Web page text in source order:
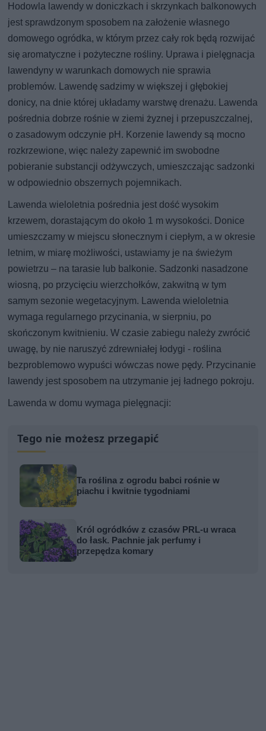
Hodowla lawendy w doniczkach i skrzynkach balkonowych
jest sprawdzonym sposobem na założenie własnego
domowego ogródka, w którym przez cały rok będą rozwijać
się aromatyczne i pożyteczne rośliny. Uprawa i pielęgnacja
lawendyny w warunkach domowych nie sprawia
problemów. Lawendę sadzimy w większej i głębokiej
donicy, na dnie której układamy warstwę drenażu. Lawenda
pośrednia dobrze rośnie w ziemi żyznej i przepuszczalnej,
o zasadowym odczynie pH. Korzenie lawendy są mocno
rozkrzewione, więc należy zapewnić im swobodne
pobieranie substancji odżywczych, umieszczając sadzonki
w odpowiednio obszernych pojemnikach.
Lawenda wieloletnia pośrednia jest dość wysokim
krzewem, dorastającym do około 1 m wysokości. Donice
umieszczamy w miejscu słonecznym i ciepłym, a w okresie
letnim, w miarę możliwości, ustawiamy je na świeżym
powietrzu – na tarasie lub balkonie. Sadzonki nasadzone
wiosną, po przycięciu wierzchołków, zakwitną w tym
samym sezonie wegetacyjnym. Lawenda wieloletnia
wymaga regularnego przycinania, w sierpniu, po
skończonym kwitnieniu. W czasie zabiegu należy zwrócić
uwagę, by nie naruszyć zdrewniałej łodygi - roślina
bezproblemowo wypuści wówczas nowe pędy. Przycinanie
lawendy jest sposobem na utrzymanie jej ładnego pokroju.
Lawenda w domu wymaga pielęgnacji:
Tego nie możesz przegapić
Ta roślina z ogrodu babci rośnie w
piachu i kwitnie tygodniami
Król ogródków z czasów PRL-u wraca
do łask. Pachnie jak perfumy i
przepędza komary